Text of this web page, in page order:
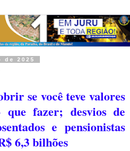
de 2025
se você teve valores
que fazer; desvios de
e pensionistas
6,3 bilhões